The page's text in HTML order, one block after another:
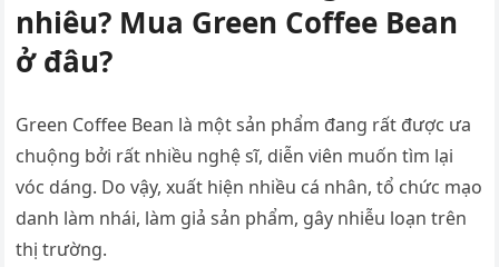
nhiêu? Mua Green Coffee Bean
ở đâu?
Green Coffee Bean là một sản phẩm đang rất được ưa
chuộng bởi rất nhiều nghệ sĩ, diễn viên muốn tìm lại
vóc dáng. Do vậy, xuất hiện nhiều cá nhân, tổ chức mạo
danh làm nhái, làm giả sản phẩm, gây nhiễu loạn trên
thị trường.